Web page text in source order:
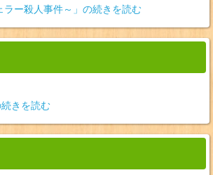
ラー殺人事件～」の続きを読む
続きを読む